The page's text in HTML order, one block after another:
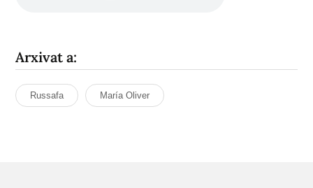
Arxivat a:
Russafa María Oliver